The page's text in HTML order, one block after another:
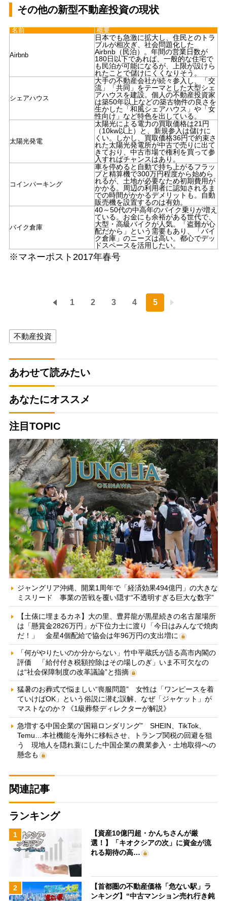
その他の新型不動産投資の現状
名前 概要
Airbnb
日本でも急激に拡大し、住民とのトラ
ブルが相次ぎ、社会問題化した
Airbnb（民泊）。年間の営業日数が
180日以下であれば、一般的な住宅で
も民泊が可能になるが、上限が設けら
れたことで儲けにくくなりそう。
シェアハウス
大手の不動産会社が続々参入し、「交
流」「共同」をテーマとした大型シェ
アハウスを建設。個人の不動産投資家
は築50年以上などの築古物件の良さを
生かした「和風シェアハウス」や「女
性向け」など特色を出している。
太陽光発電
太陽光による電力の買取価格は21円
（10kw以上）と、新規参入は儲けに
くい。しかし、買取価格36円で約束さ
れた太陽光発電所が中古で売りに出て
きており、中古市場で権利を買って参
入すればチャンスはあり。
コインパーキング
車を停めると自動で持ち上がるフラッ
プと精算機で300万円程度から始めら
れるが、土地が必要なため初期費用が
かかる。周辺の利用者に認知されるま
での時間がかかるデメリットも。自動
販売機を設置するのは有効。
バイク倉庫
40～50代の中高年のバイク乗りが増え
ている。お金にも余裕がある世代で、
大型・高級バイクが人気。「盗難が心
配だから」という需要もあり、「バイ
ク倉庫」のニーズは高い。都心でデッ
ドスペースを活用したい。
※マネーポスト2017年春号
1 2 3 4 5
不動産投資
あわせて読みたい
あなたにオススメ
注目TOPIC
ジャングリア沖縄、開業1周年で「経済効果494億円」の大きな
ミスリード 事業の苦戦を覆い隠す“不透明すぎる巨大な数字”
【土俵に埋まるカネ】大の里、豊昇龍が黒星続きの名古屋場所
は「懸賞金2826万円」が下位力士に渡り「今日はみんなで焼肉
だ！」 金星4個配給で協会は年96万円の支出増に
「何がやりたいのか分からない」竹中平蔵氏が語る高市内閣の
評価 「給付付き税額控除はその場しのぎ」いま不可欠なの
は“社会保障制度の改革議論”と指摘
猛暑のお葬式で悩ましい“喪服問題” 女性は「ワンピースを着
ていけばOK」という俗説に潜む誤解、なぜ「ジャケット」が
マストなのか？《1級葬祭ディレクターが解説》
急増する中国企業の“国籍ロンダリング” SHEIN、TikTok、
Temu…本社機能を海外に移転させ、トランプ関税の回避を狙
う 現地人を隠れ蓑にした中国企業の農業参入・土地取得への
懸念も
関連記事
ランキング
1
【資産10億円超・かんちさんが厳
選！】「キオクシアの次」に資金が流
れる期待の高…
2
【首都圏の不動産価格「危ない駅」ラ
ンキング】“中古マンション売れ行き鈍